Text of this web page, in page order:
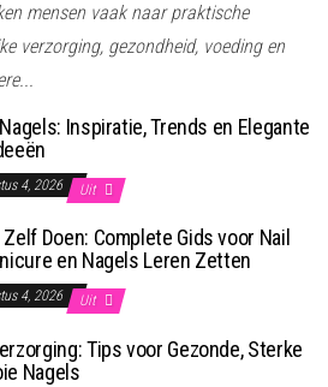
mensen vaak naar praktische
verzorging, gezondheid, voeding en
Inspiratie, Trends en Elegante
4, 2026 Uit
Doen: Complete Gids voor Nail
en Nagels Leren Zetten
4, 2026 Uit
Tips voor Gezonde, Sterke
Nagels